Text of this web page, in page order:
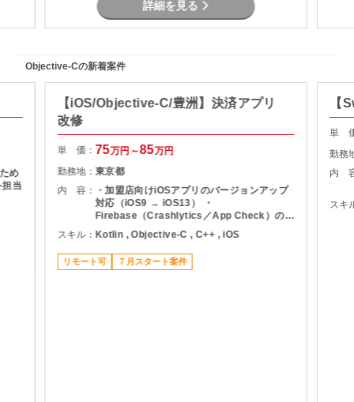
詳細を見る
Objective-Cの新着案件
め
当
【iOS/Objective-C/豊洲】決済アプリ
改修
単 価： 75万円～85万円
勤務地：東京都
内 容：
・加盟店向けiOSアプリのバージョンアップ
対応（iOS9 → iOS13） ・
Firebase（Crashlytics／App Check）の導
入対応 ・設計／実装／テスト対応 など
スキル： Kotlin , Objective-C , C++ , iOS
リモート可 ７月スタート案件
【
単
勤務
内
スキ